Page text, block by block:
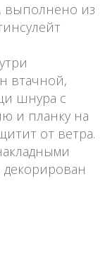
выполнено из
втачной,
шнура с
и планку на
от ветра.